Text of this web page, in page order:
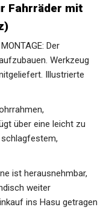
Fahrräder mit
Der
Werkzeug
Illustrierte
über eine leicht zu
ist herausnehmbar,
weiter
ins Hasu getragen